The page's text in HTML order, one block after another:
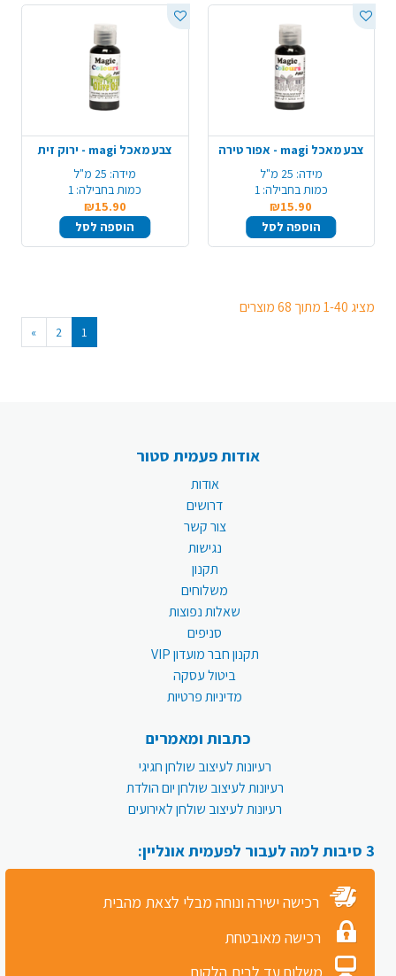
צבע מאכל magi - אפור טירה
מידה: 25 מ"ל
כמות בחבילה: 1
₪15.90
הוספה לסל
צבע מאכל magi - ירוק זית
מידה: 25 מ"ל
כמות בחבילה: 1
₪15.90
הוספה לסל
מציג 1-40 מתוך 68 מוצרים
1
2
»
אודות פעמית סטור
אודות
דרושים
צור קשר
נגישות
תקנון
משלוחים
שאלות נפוצות
סניפים
תקנון חבר מועדון VIP
ביטול עסקה
מדיניות פרטיות
כתבות ומאמרים
רעיונות לעיצוב שולחן חגיגי
רעיונות לעיצוב שולחן יום הולדת
רעיונות לעיצוב שולחן לאירועים
3 סיבות למה לעבור לפעמית אונליין:
רכישה ישירה ונוחה מבלי לצאת מהבית
רכישה מאובטחת
משלוח עד לבית הלקוח